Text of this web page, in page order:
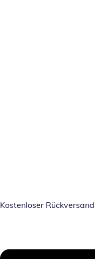
Kostenloser Rückversand